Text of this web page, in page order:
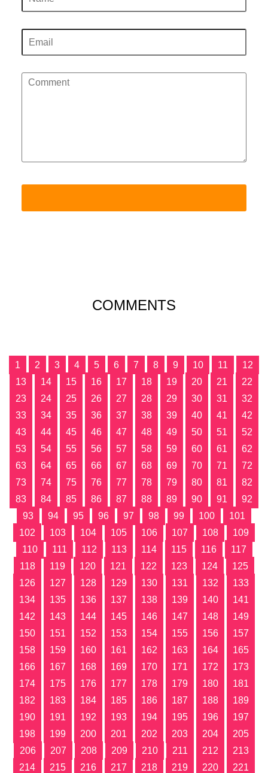
COMMENTS
1 2 3 4 5 6 7 8 9 10 11
12
13
14 15 16 17 18 19 20 21
22
23
24 25 26 27 28 29 30 31
32
33
34 35 36 37 38 39 40 41
42
43
44 45 46 47 48 49 50 51
52
53
54 55 56 57 58 59 60 61
62
63
64 65 66 67 68 69 70 71
72
73
74 75 76 77 78 79 80 81
82
83
84 85 86 87 88 89 90 91
92
93
94 95 96 97 98 99 100
101
102
103 104 105 106 107 108
109
110
111 112 113 114 115 116
117
118
119 120 121 122 123 124
125
126
127 128 129 130 131 132
133
134
135 136 137 138 139 140
141
142
143 144 145 146 147 148
149
150
151 152 153 154 155 156
157
158
159 160 161 162 163 164
165
166
167 168 169 170 171 172
173
174
175 176 177 178 179 180
181
182
183 184 185 186 187 188
189
190
191 192 193 194 195 196
197
198
199 200 201 202 203 204
205
206
207 208 209 210 211 212
213
214
215 216 217 218 219 220
221